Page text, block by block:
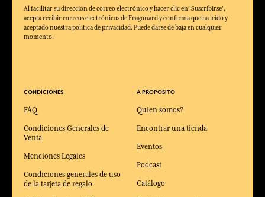
Al facilitar su dirección de correo electrónico y hacer clic en 'Suscribirse',
acepta recibir correos electrónicos de Fragonard y confirma que ha leído y
aceptado nuestra política de privacidad. Puede darse de baja en cualquier
momento.
CONDICIONES
FAQ
Condiciones Generales de
Venta
Menciones Legales
Condiciones generales de uso
de la tarjeta de regalo
A PROPOSITO
Quien somos?
Encontrar una tienda
Eventos
Podcast
Catálogo